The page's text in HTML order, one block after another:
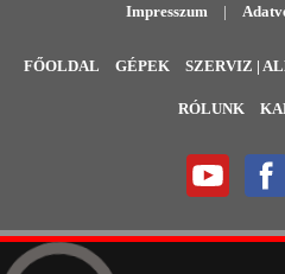
Impresszum |
FŐOLDAL GÉPEK SZERVIZ |
RÓLUNK